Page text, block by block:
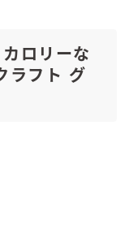
ロリーな
ラフト グ